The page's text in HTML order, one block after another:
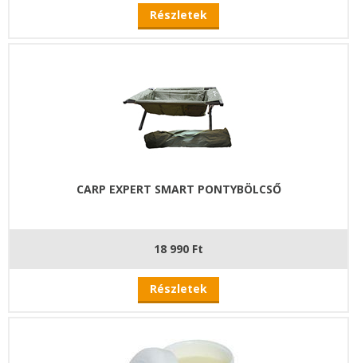
Részletek
CARP EXPERT SMART PONTYBÖLCSŐ
18 990 Ft
Részletek